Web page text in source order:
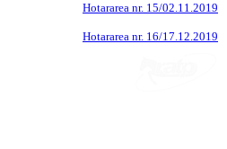
Hotararea nr. 15/02.11.2019
Hotararea nr. 16/17.12.2019